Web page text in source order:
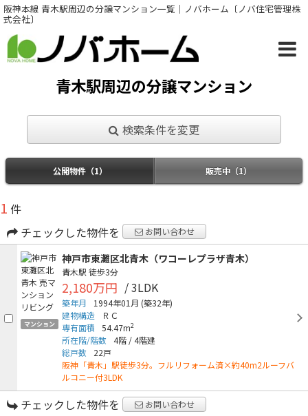
阪神本線 青木駅周辺の分譲マンション一覧｜ノバホーム〔ノバ住宅管理株
式会社〕
青木駅周辺の分譲マンション
検索条件を変更
公開物件（1） 販売中（1）
1 件
チェックした物件を
お問い合わせ
マンション
神戸市東灘区北青木（ワコーレプラザ青木）
青木駅 徒歩3分
2,180万円 / 3LDK
築年月 1994年01月 (築32年)
建物構造
ＲＣ
専有面積
54.47m2
所在階/階数 4階 /4階建
総戸数
22戸
阪神「青木」駅徒歩3分。フルリフォーム済×約40m2ルーフバ
ルコニー付3LDK
チェックした物件を お問い合わせ